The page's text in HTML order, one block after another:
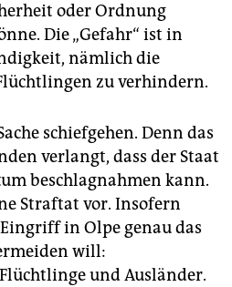
oder Ordnung
Die „Gefahr“ ist in
nämlich die
zu verhindern.
schiefgehen. Denn das
verlangt, dass der Staat
beschlagnahmen kann.
Straftat vor. Insofern
in Olpe genau das
will:
und Ausländer.